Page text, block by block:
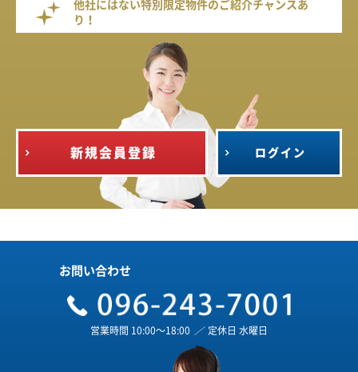
他社にはない特別限定物件のご紹介チャンスあ
り！
新規会員登録 ログイン
お問い合わせ
営業時間 10:00～18:00 ／ 定休日 水曜日